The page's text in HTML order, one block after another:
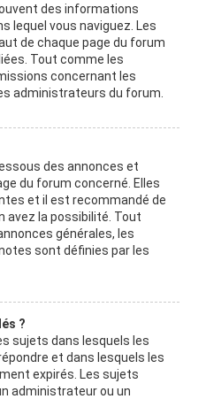
des informations
lequel vous naviguez. Les
de chaque page du forum
Tout comme les
concernant les
administrateurs du forum.
des annonces et
du forum concerné. Elles
et il est recommandé de
avez la possibilité. Tout
générales, les
sont définies par les
?
sujets dans lesquels les
et dans lesquels les
expirés. Les sujets
administrateur ou un